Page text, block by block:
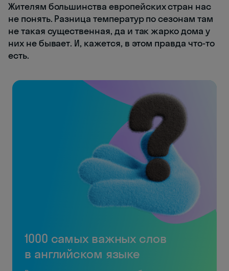
Жителям большинства европейских стран нас
не понять. Разница температур по сезонам там
не такая существенная, да и так жарко дома у
них не бывает. И, кажется, в этом правда что-то
есть.
1000 самых важных слов
в английском языке